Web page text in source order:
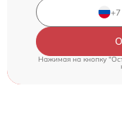
Нажимая на кнопку